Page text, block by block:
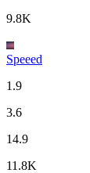
9.8K
Speeed
1.9
3.6
14.9
11.8K